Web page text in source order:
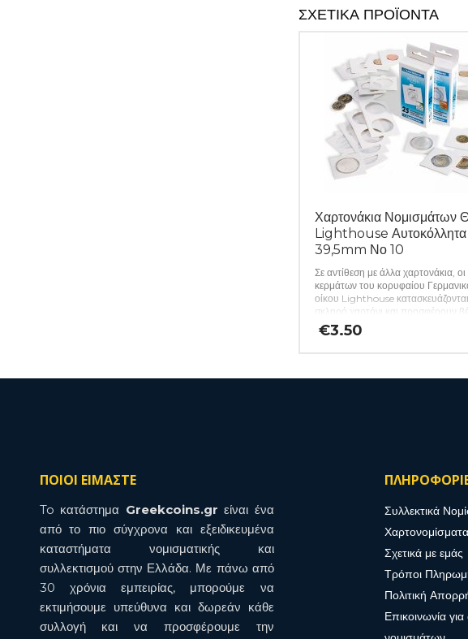
ΣΧΕΤΙΚΆ ΠΡΟΪΌΝΤΑ
Χαρτονάκια Νομισμάτων
Lighthouse Αυτοκόλλητα
39,5mm Νο 10
Σε αντίθεση με άλλα χαρτονάκια, οι
κερμάτων του κορυφαίου
οίκου Lighthouse
σκληρό χαρτόνι και προσφέρουν
προστασία από τις περιβαλλοντικές
επιρροές, χάρη στη χρήση φιλμ που
των πολύτιμων νομισμάτων του.
€3.50
ΠΟΙΟΙ ΕΙΜΑΣΤΕ
To κατάστημα Greekcoins.gr είναι ένα
από το πιο σύγχρονα και εξειδικευμένα
καταστήματα νομισματικής και
συλλεκτισμού στην Ελλάδα. Με πάνω από
30 χρόνια εμπειρίας, μπορούμε να
εκτιμήσουμε υπεύθυνα και δωρεάν κάθε
συλλογή και να προσφέρουμε την
Συλλεκτικά
Χαρτονομίσματα
Σχετικά με εμάς
Τρόποι
Πολιτική
Επικοινωνία